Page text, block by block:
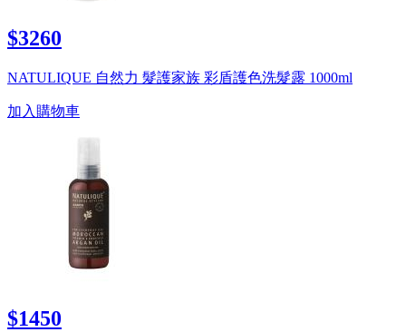
$3260
NATULIQUE 自然力 髮護家族 彩盾護色洗髮露 1000ml
加入購物車
$1450